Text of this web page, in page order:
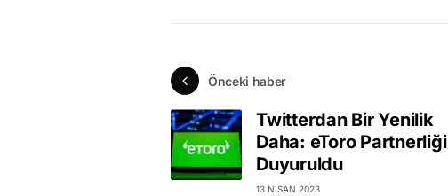
Önceki haber
Twitterdan Bir Yenilik
Daha: eToro Partnerliği
Duyuruldu
13 NISAN 2023